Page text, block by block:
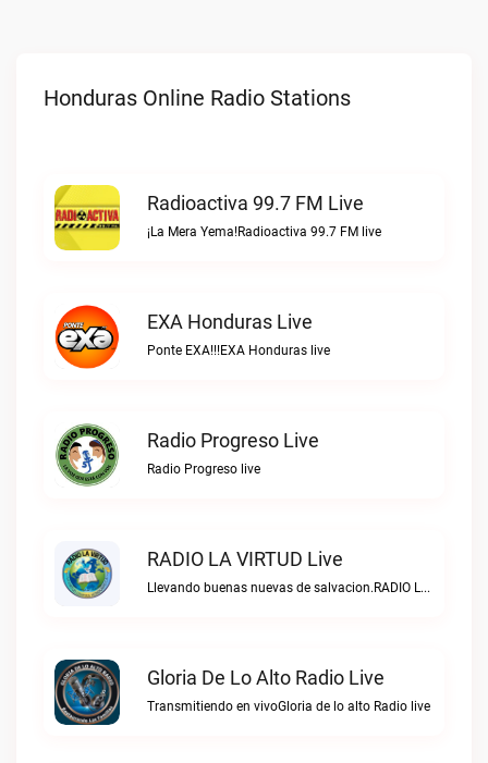
Honduras Online Radio Stations
Radioactiva 99.7 FM Live
¡La Mera Yema!Radioactiva 99.7 FM live
EXA Honduras Live
Ponte EXA!!!EXA Honduras live
Radio Progreso Live
Radio Progreso live
RADIO LA VIRTUD Live
Llevando buenas nuevas de salvacion.RADIO LA VIRTUD live
Gloria De Lo Alto Radio Live
Transmitiendo en vivoGloria de lo alto Radio live